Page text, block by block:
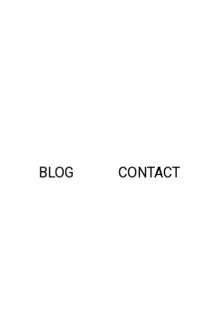
BLOG CONTACT